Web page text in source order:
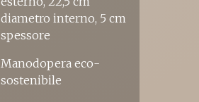
diametro interno, 5 cm
spessore
Manodopera eco-
sostenibile